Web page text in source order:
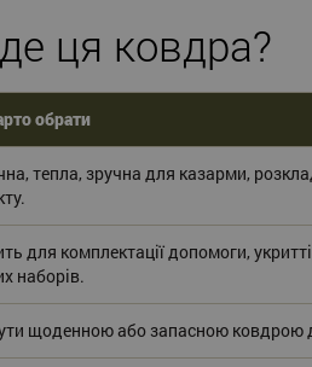
ця ковдра?
обрати
тепла, зручна для казарми,
для комплектації допомоги,
наборів.
щоденною або запасною ковдрою